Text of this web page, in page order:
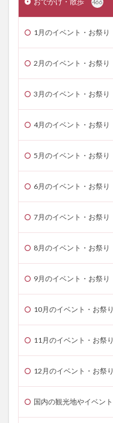
466
1月のイベント・お祭り
2月のイベント・お祭り
3月のイベント・お祭り
4月のイベント・お祭り
5月のイベント・お祭り
6月のイベント・お祭り
7月のイベント・お祭り
8月のイベント・お祭り
9月のイベント・お祭り
10月のイベント・お祭り
11月のイベント・お祭り
12月のイベント・お祭り
国内の観光地やイベント